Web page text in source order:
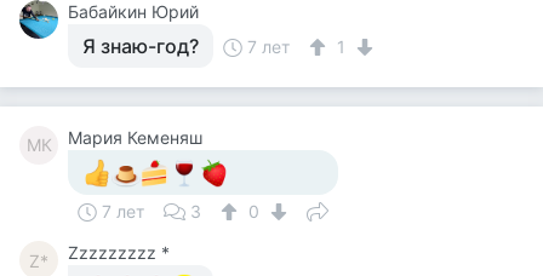
Бабайкин Юрий
Я знаю-год? 7 лет 1
МК Мария Кеменяш
7 лет 3 0
Z*
Zzzzzzzzz *